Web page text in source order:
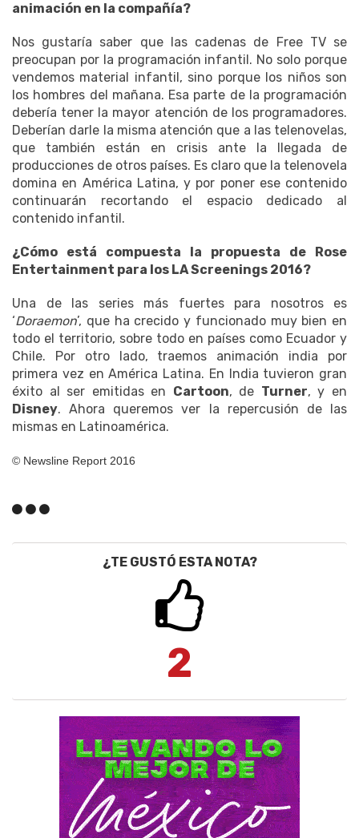
animación en la compañía?
Nos gustaría saber que las cadenas de Free TV se
preocupan por la programación infantil. No solo porque
vendemos material infantil, sino porque los niños son
los hombres del mañana. Esa parte de la programación
debería tener la mayor atención de los programadores.
Deberían darle la misma atención que a las telenovelas,
que también están en crisis ante la llegada de
producciones de otros países. Es claro que la telenovela
domina en América Latina, y por poner ese contenido
continuarán recortando el espacio dedicado al
contenido infantil.
¿Cómo está compuesta la propuesta de Rose
Entertainment para los LA Screenings 2016?
Una de las series más fuertes para nosotros es
‘Doraemon’, que ha crecido y funcionado muy bien en
todo el territorio, sobre todo en países como Ecuador y
Chile. Por otro lado, traemos animación india por
primera vez en América Latina. En India tuvieron gran
éxito al ser emitidas en Cartoon, de Turner, y en
Disney. Ahora queremos ver la repercusión de las
mismas en Latinoamérica.
© Newsline Report 2016
¿TE GUSTÓ ESTA NOTA?
2